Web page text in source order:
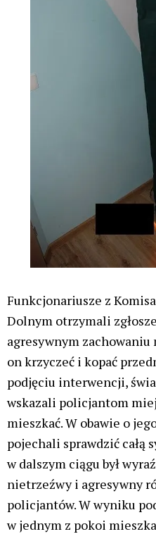
Funkcjonariusze z
Dolnym otrzymali
agresywnym zachowaniu
on krzyczeć i kopać
podjęciu interwencji,
wskazali policjantom
mieszkać. W obawie o
pojechali sprawdzić całą
w dalszym ciągu był
nietrzeźwy i agresywny
policjantów. W wyniku
w jednym z pokoi